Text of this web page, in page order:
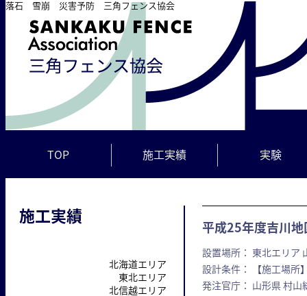
落石 雪崩 災害予防 三角フェンス協会
TOP 施工実績 実験
施工実績
北海道エリア
東北エリア
北信越エリア
平成25年度吉川
設置場所： 東北エリア
設計条件： 【施工場所
発注官庁： 山形県 村山